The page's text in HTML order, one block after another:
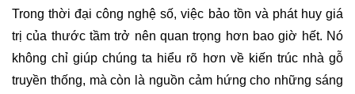
Trong thời đại công nghệ số, việc bảo tồn và phát huy giá
trị của thước tầm trở nên quan trọng hơn bao giờ hết. Nó
không chỉ giúp chúng ta hiểu rõ hơn về kiến trúc nhà gỗ
truyền thống, mà còn là nguồn cảm hứng cho những sáng